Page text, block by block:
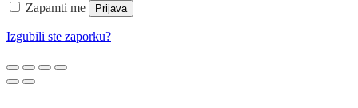
Zapamti me Prijava
Izgubili ste zaporku?